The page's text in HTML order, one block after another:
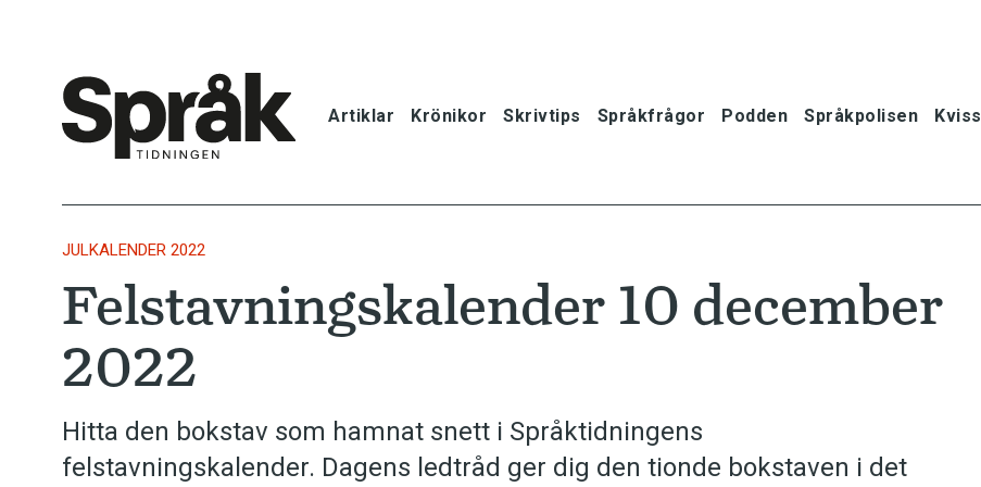
Artiklar Krönikor Skrivtips Språkfrågor Podden Språkpolisen Kviss
Krönikor
Skrivtips
Bokrecensioner
JULKALENDER 2022
Felstavningskalender 10 december
2022
Hitta den bokstav som hamnat snett i Språktidningens
felstavningskalender. Dagens ledtråd ger dig den tionde bokstaven i det